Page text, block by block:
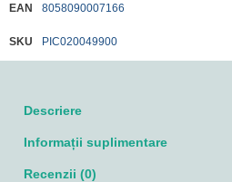
EAN 8058090007166
SKU PIC020049900
Descriere
Informații suplimentare
Recenzii (0)